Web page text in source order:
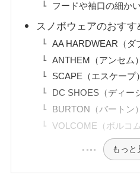
フードや袖口の細か
スノボウェアのおすす
AA HARDWEAR（ダ
ANTHEM（アンセム）
SCAPE（エスケープ）
DC SHOES（ディー
BURTON（バートン）
VOLCOME（ボルコム
もっと